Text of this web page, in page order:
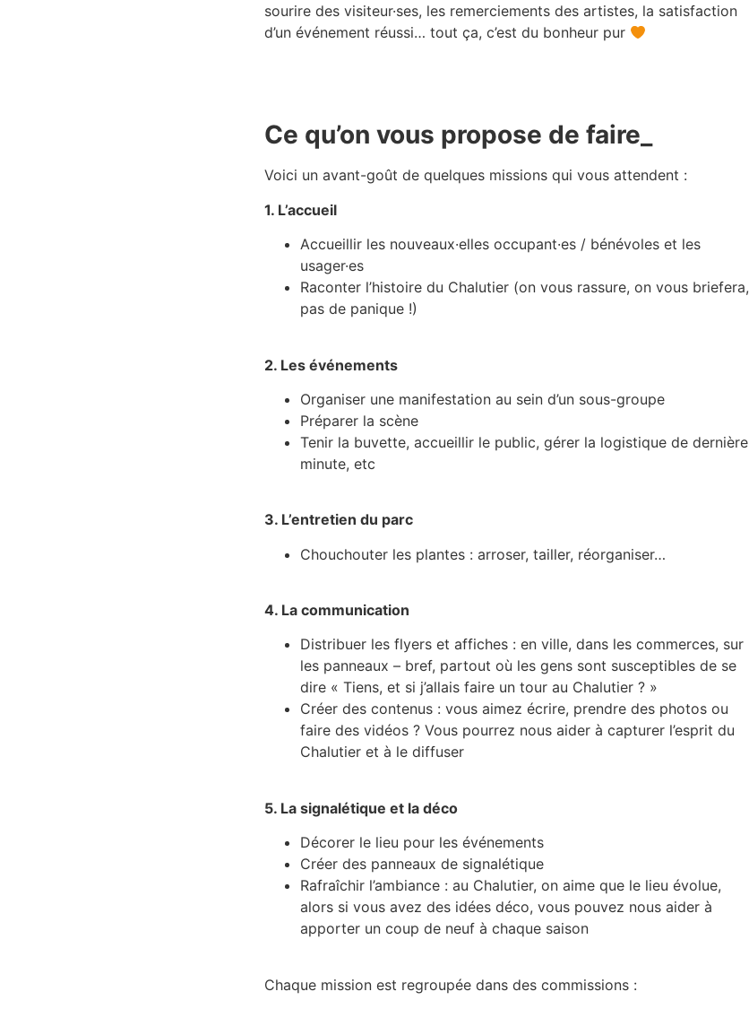
sourire des visiteur·ses, les remerciements des artistes, la satisfaction
d’un événement réussi… tout ça, c’est du bonheur pur
Ce qu’on vous propose de faire_
Voici un avant-goût de quelques missions qui vous attendent :
1. L’accueil
Accueillir les nouveaux·elles occupant·es / bénévoles et les
usager·es
Raconter l’histoire du Chalutier (on vous rassure, on vous briefera,
pas de panique !)
2. Les événements
Organiser une manifestation au sein d’un sous-groupe
Préparer la scène
Tenir la buvette, accueillir le public, gérer la logistique de dernière
minute, etc
3. L’entretien du parc
Chouchouter les plantes : arroser, tailler, réorganiser…
4. La communication
Distribuer les flyers et affiches : en ville, dans les commerces, sur
les panneaux – bref, partout où les gens sont susceptibles de se
dire « Tiens, et si j’allais faire un tour au Chalutier ? »
Créer des contenus : vous aimez écrire, prendre des photos ou
faire des vidéos ? Vous pourrez nous aider à capturer l’esprit du
Chalutier et à le diffuser
5. La signalétique et la déco
Décorer le lieu pour les événements
Créer des panneaux de signalétique
Rafraîchir l’ambiance : au Chalutier, on aime que le lieu évolue,
alors si vous avez des idées déco, vous pouvez nous aider à
apporter un coup de neuf à chaque saison
Chaque mission est regroupée dans des commissions :